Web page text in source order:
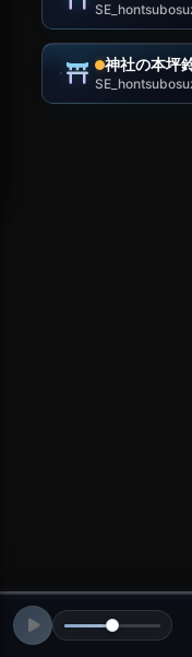
神社の本坪